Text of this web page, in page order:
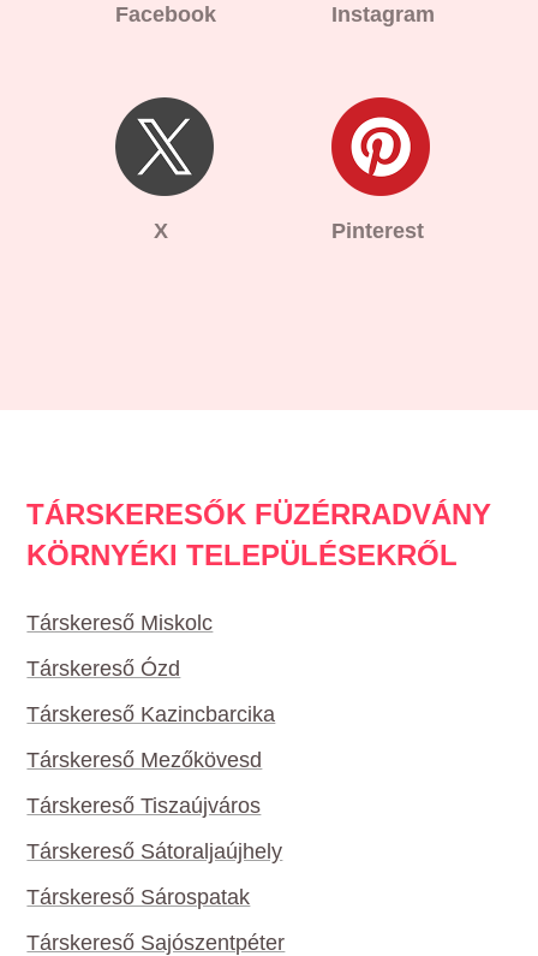
Facebook Instagram
X Pinterest
TÁRSKERESŐK FÜZÉRRADVÁNY
KÖRNYÉKI TELEPÜLÉSEKRŐL
Társkereső Miskolc
Társkereső Ózd
Társkereső Kazincbarcika
Társkereső Mezőkövesd
Társkereső Tiszaújváros
Társkereső Sátoraljaújhely
Társkereső Sárospatak
Társkereső Sajószentpéter